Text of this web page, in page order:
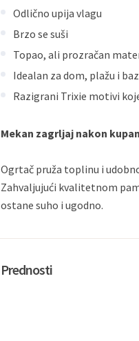
Odlično upija vlagu
Brzo se suši
Topao, ali prozračan
Idealan za dom, plažu i
Razigrani Trixie motivi
Mekan zagrljaj nakon
Ogrtač pruža toplinu i
Zahvaljujući kvalitetnom
ostane suho i ugodno.
Prednosti